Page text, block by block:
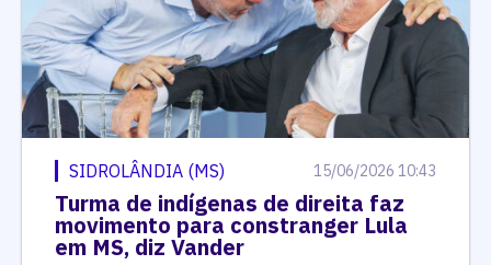
SIDROLÂNDIA (MS) 15/06/2026 10:43
Turma de indígenas de direita faz
movimento para constranger Lula
em MS, diz Vander